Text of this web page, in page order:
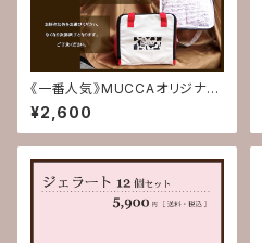
《一番人気》MUCCAオリジナル
ロゴ入りデルタバックセット(送料
別)【オリジナルロゴバック ラン
チバック 保温冷バック マイバ
い 熨斗 熨斗付き のし の
し付き ギフト 贈り物 お返
¥2,600